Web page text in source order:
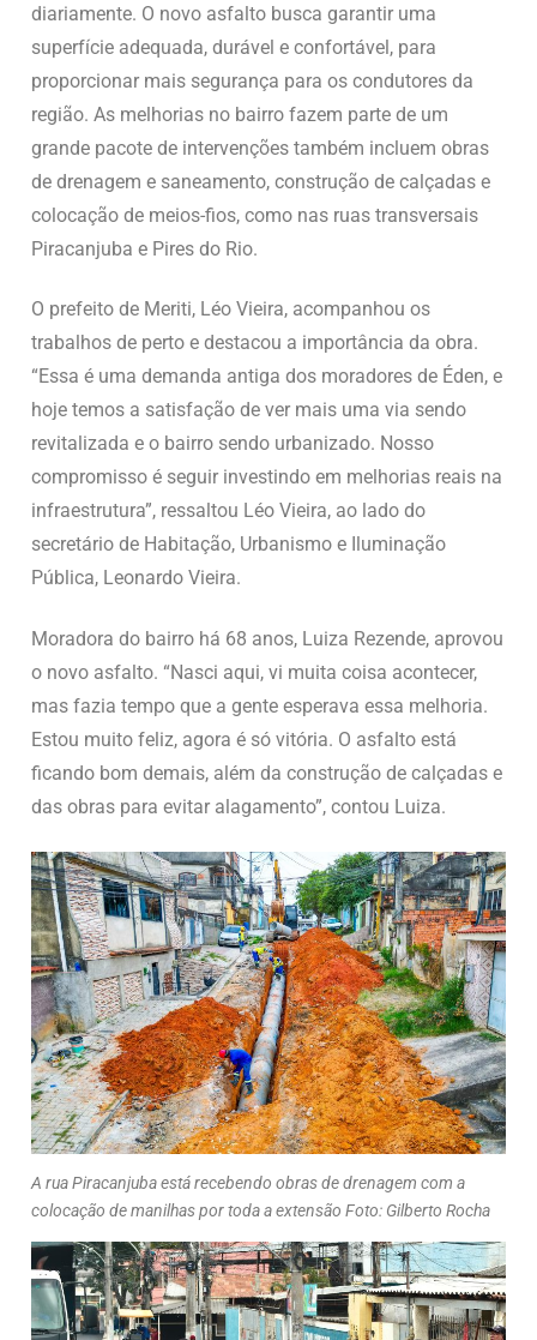
diariamente. O novo asfalto busca garantir uma
superfície adequada, durável e confortável, para
proporcionar mais segurança para os condutores da
região. As melhorias no bairro fazem parte de um
grande pacote de intervenções também incluem obras
de drenagem e saneamento, construção de calçadas e
colocação de meios-fios, como nas ruas transversais
Piracanjuba e Pires do Rio.
O prefeito de Meriti, Léo Vieira, acompanhou os
trabalhos de perto e destacou a importância da obra.
“Essa é uma demanda antiga dos moradores de Éden, e
hoje temos a satisfação de ver mais uma via sendo
revitalizada e o bairro sendo urbanizado. Nosso
compromisso é seguir investindo em melhorias reais na
infraestrutura”, ressaltou Léo Vieira, ao lado do
secretário de Habitação, Urbanismo e Iluminação
Pública, Leonardo Vieira.
Moradora do bairro há 68 anos, Luiza Rezende, aprovou
o novo asfalto. “Nasci aqui, vi muita coisa acontecer,
mas fazia tempo que a gente esperava essa melhoria.
Estou muito feliz, agora é só vitória. O asfalto está
ficando bom demais, além da construção de calçadas e
das obras para evitar alagamento”, contou Luiza.
A rua Piracanjuba está recebendo obras de drenagem com a
colocação de manilhas por toda a extensão Foto: Gilberto Rocha